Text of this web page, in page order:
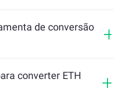
Essa taxa varia de acordo
a oferta e a demanda, e
de conversão
estimado de XYO que
os passos para concluir a
converter ETH